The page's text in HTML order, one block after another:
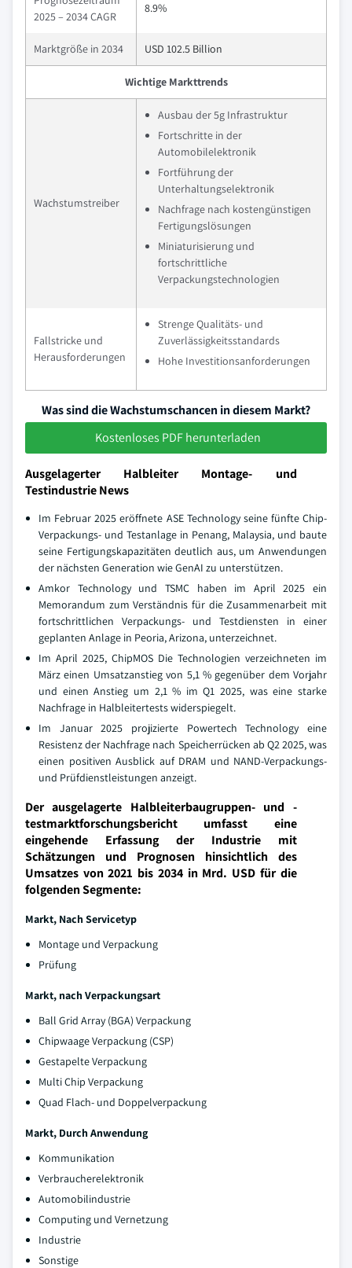
2025 – 2034 CAGR
8.9%
Marktgröße in 2034 USD 102.5 Billion
Wichtige Markttrends
Wachstumstreiber
Ausbau der 5g Infrastruktur
Fortschritte in der
Automobilelektronik
Fortführung der
Unterhaltungselektronik
Nachfrage nach kostengünstigen
Fertigungslösungen
Miniaturisierung und
fortschrittliche
Verpackungstechnologien
Fallstricke und
Herausforderungen
Strenge Qualitäts- und
Zuverlässigkeitsstandards
Hohe Investitionsanforderungen
Was sind die Wachstumschancen in diesem Markt?
Kostenloses PDF herunterladen
Ausgelagerter Halbleiter Montage- und
Testindustrie News
Im Februar 2025 eröffnete ASE Technology seine fünfte Chip-
Verpackungs- und Testanlage in Penang, Malaysia, und baute
seine Fertigungskapazitäten deutlich aus, um Anwendungen
der nächsten Generation wie GenAI zu unterstützen.
Amkor Technology und TSMC haben im April 2025 ein
Memorandum zum Verständnis für die Zusammenarbeit mit
fortschrittlichen Verpackungs- und Testdiensten in einer
geplanten Anlage in Peoria, Arizona, unterzeichnet.
Im April 2025, ChipMOS Die Technologien verzeichneten im
März einen Umsatzanstieg von 5,1 % gegenüber dem Vorjahr
und einen Anstieg um 2,1 % im Q1 2025, was eine starke
Nachfrage in Halbleitertests widerspiegelt.
Im Januar 2025 projizierte Powertech Technology eine
Resistenz der Nachfrage nach Speicherrücken ab Q2 2025, was
einen positiven Ausblick auf DRAM und NAND-Verpackungs-
und Prüfdienstleistungen anzeigt.
Der ausgelagerte Halbleiterbaugruppen- und -
testmarktforschungsbericht umfasst eine
eingehende Erfassung der Industrie mit
Schätzungen und Prognosen hinsichtlich des
Umsatzes von 2021 bis 2034 in Mrd. USD für die
folgenden Segmente:
Markt, Nach Servicetyp
Montage und Verpackung
Prüfung
Markt, nach Verpackungsart
Ball Grid Array (BGA) Verpackung
Chipwaage Verpackung (CSP)
Gestapelte Verpackung
Multi Chip Verpackung
Quad Flach- und Doppelverpackung
Markt, Durch Anwendung
Kommunikation
Verbraucherelektronik
Automobilindustrie
Computing und Vernetzung
Industrie
Sonstige